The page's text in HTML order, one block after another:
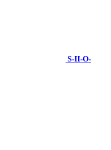
S-II-O-